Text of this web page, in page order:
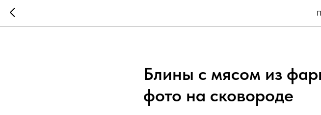
Блины с мясом из
фото на сковороде